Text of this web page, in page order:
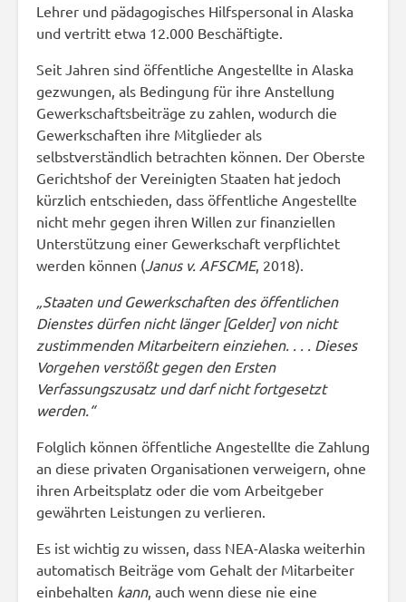
Lehrer und pädagogisches Hilfspersonal in Alaska
und vertritt etwa 12.000 Beschäftigte.
Seit Jahren sind öffentliche Angestellte in Alaska
gezwungen, als Bedingung für ihre Anstellung
Gewerkschaftsbeiträge zu zahlen, wodurch die
Gewerkschaften ihre Mitglieder als
selbstverständlich betrachten können. Der Oberste
Gerichtshof der Vereinigten Staaten hat jedoch
kürzlich entschieden, dass öffentliche Angestellte
nicht mehr gegen ihren Willen zur finanziellen
Unterstützung einer Gewerkschaft verpflichtet
werden können (Janus v. AFSCME, 2018).
„Staaten und Gewerkschaften des öffentlichen
Dienstes dürfen nicht länger [Gelder] von nicht
zustimmenden Mitarbeitern einziehen. . . . Dieses
Vorgehen verstößt gegen den Ersten
Verfassungszusatz und darf nicht fortgesetzt
werden.“
Folglich können öffentliche Angestellte die Zahlung
an diese privaten Organisationen verweigern, ohne
ihren Arbeitsplatz oder die vom Arbeitgeber
gewährten Leistungen zu verlieren.
Es ist wichtig zu wissen, dass NEA-Alaska weiterhin
automatisch Beiträge vom Gehalt der Mitarbeiter
einbehalten kann, auch wenn diese nie eine